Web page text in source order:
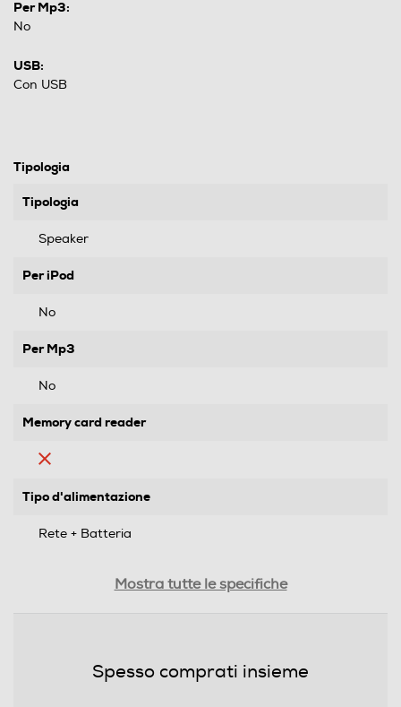
Per Mp3:
No
USB:
Con USB
Tipologia
Tipologia
Speaker
Per iPod
No
Per Mp3
No
Memory card reader
Tipo d'alimentazione
Rete + Batteria
Mostra tutte le specifiche
Spesso comprati insieme